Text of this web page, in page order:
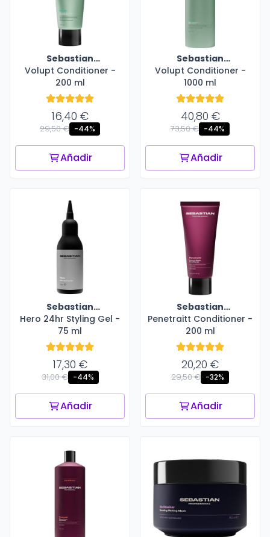
Sebastian
Professional
Volupt Conditioner -
200 ml
16,40 €
29,50 € -44%
Añadir
Sebastian
Professional
Volupt Conditioner -
1000 ml
40,80 €
73,50 € -44%
Añadir
Sebastian
Professional
Hero 24hr Styling Gel -
75 ml
17,30 €
31,00 € -44%
Añadir
Sebastian
Professional
Penetraitt Conditioner -
200 ml
20,20 €
29,50 € -32%
Añadir